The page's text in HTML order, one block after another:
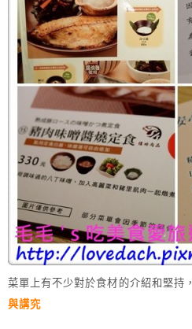
菜單上有不少對於食材的介紹和堅持，
與講究